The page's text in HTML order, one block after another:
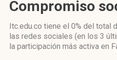
Compromiso
Itc.edu.co tiene el 0% del total
las redes sociales (en los 3
la participación más activa en